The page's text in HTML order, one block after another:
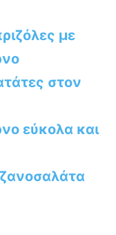
με
στον
εύκολα και